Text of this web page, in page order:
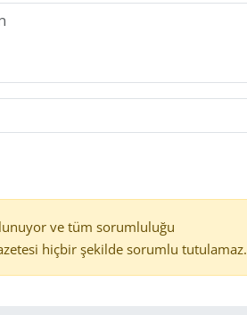
ve tüm sorumluluğu
hiçbir şekilde sorumlu tutulamaz.